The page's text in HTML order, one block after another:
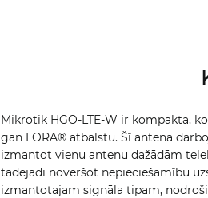
Mikrotik HGO-LTE-W ir kompakta,
gan LORA® atbalstu. Šī antena
izmantot vienu antenu dažādām
tādējādi novēršot nepieciešamību
izmantotajam signāla tipam,